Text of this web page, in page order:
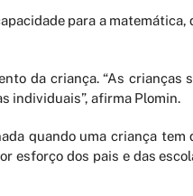
para a matemática,
da criança. “As crianças
individuais”, afirma Plomin.
quando uma criança tem
esforço dos pais e das